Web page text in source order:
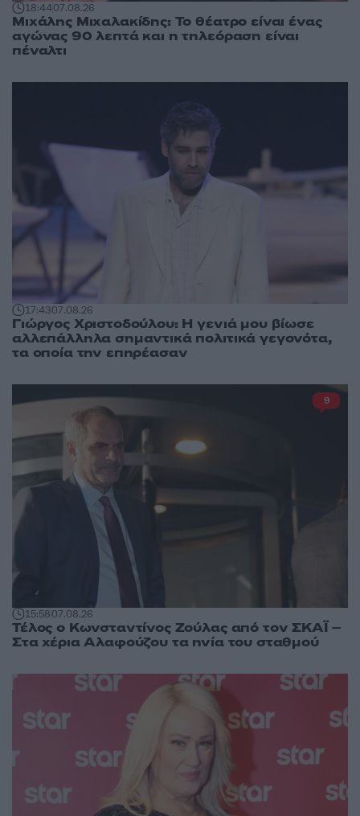
18:4407.08.26
Μιχάλης Μιχαλακίδης: Το θέατρο είναι ένας
αγώνας 90 λεπτά και η τηλεόραση είναι
πέναλτι
17:4307.08.26
Γιώργος Χριστοδούλου: Η γενιά μου βίωσε
αλλεπάλληλα σημαντικά πολιτικά γεγονότα,
τα οποία την επηρέασαν
15:5807.08.26
Τέλος ο Κωνσταντίνος Ζούλας από τον ΣΚΑΪ –
Στα χέρια Αλαφούζου τα ηνία του σταθμού
9